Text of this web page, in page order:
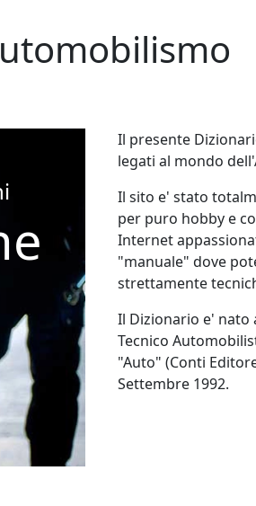
Il presente
legati al mondo
Il sito e' stato
per puro hobby e
Internet
"manuale" dove
strettamente
Il Dizionario e'
Tecnico
"Auto" (Conti
Settembre 1992.